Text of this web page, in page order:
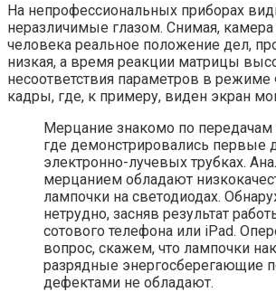
На непрофессиональных приборах
неразличимые глазом. Снимая,
человека реальное положение дел,
низкая, а время реакции матрицы
несоответствия параметров в
кадры, где, к примеру, виден экран
Мерцание знакомо по передачам
где демонстрировались первые
электронно-лучевых трубках.
мерцанием обладают
лампочки на светодиодах.
нетрудно, засняв результат
сотового телефона или iPad.
вопрос, скажем, что лампочки
разрядные энергосберегающие
дефектами не обладают.